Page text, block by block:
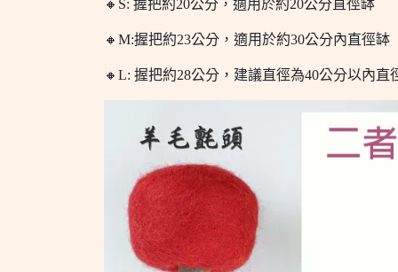
🔸S: 握把約20公分，適用於約20公分直徑缽
🔸M:握把約23公分，適用於約30公分內直徑缽
🔸L: 握把約28公分，建議直徑為40公分以內直